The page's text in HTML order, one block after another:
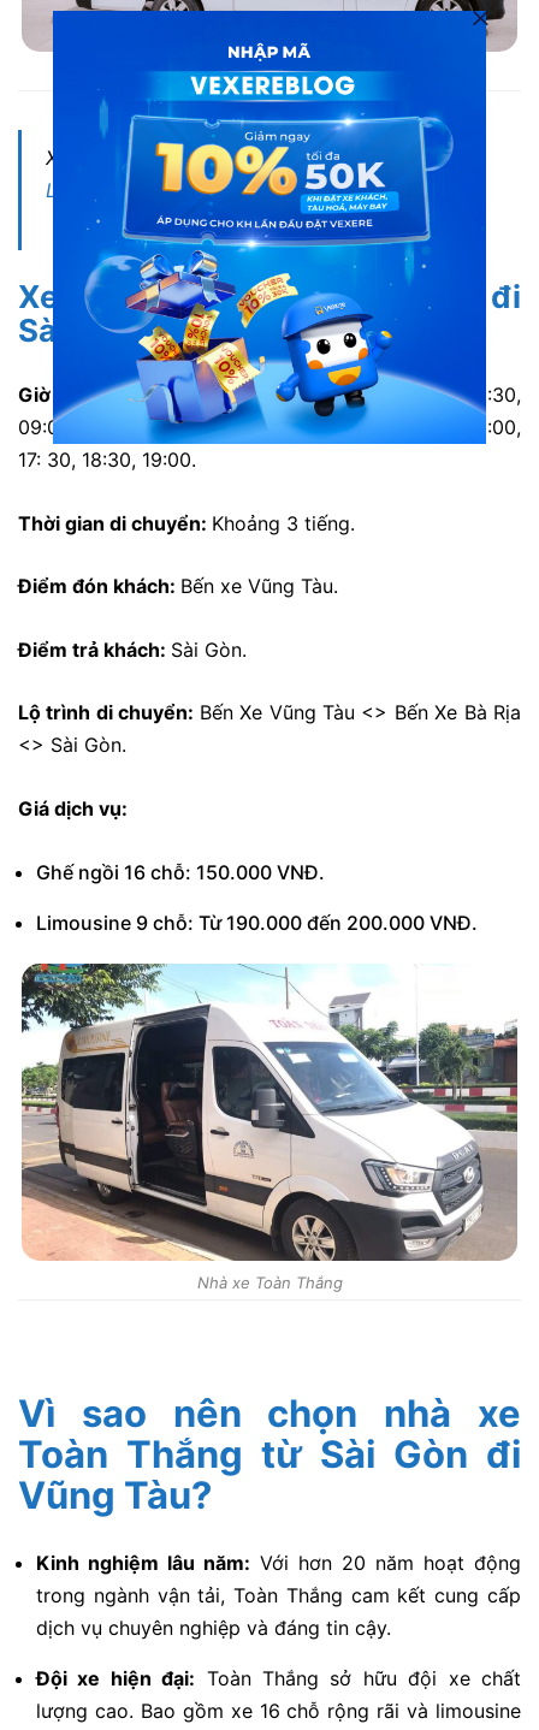
Xe Toàn Thắng TPHCM đi Vũng Tàu
Xem thêm:
Xe Hoa Mai đi Vũng Tàu từ Sài Gòn:
Lịch chạy, giá vé chi tiết
Xe Toàn Thắng từ Vũng Tàu đi
Sài Gòn
Giờ xuất bến:04:00, 05:30, 06:00, 07:30, 08:30,
09:00, 10:00, 11:30, 12;00, 13:00, 14:30, 15:30, 16:00,
17: 30, 18:30, 19:00.
Thời gian di chuyển: Khoảng 3 tiếng.
Điểm đón khách: Bến xe Vũng Tàu.
Điểm trả khách: Sài Gòn.
Lộ trình di chuyển: Bến Xe Vũng Tàu <> Bến Xe Bà Rịa
<> Sài Gòn.
Giá dịch vụ:
Ghế ngồi 16 chỗ: 150.000 VNĐ.
Limousine 9 chỗ: Từ 190.000 đến 200.000 VNĐ.
Nhà xe Toàn Thắng
Vì sao nên chọn nhà xe
Toàn Thắng từ Sài Gòn đi
Vũng Tàu?
Kinh nghiệm lâu năm: Với hơn 20 năm hoạt động
trong ngành vận tải, Toàn Thắng cam kết cung cấp
dịch vụ chuyên nghiệp và đáng tin cậy.
Đội xe hiện đại: Toàn Thắng sở hữu đội xe chất
lượng cao. Bao gồm xe 16 chỗ rộng rãi và limousine